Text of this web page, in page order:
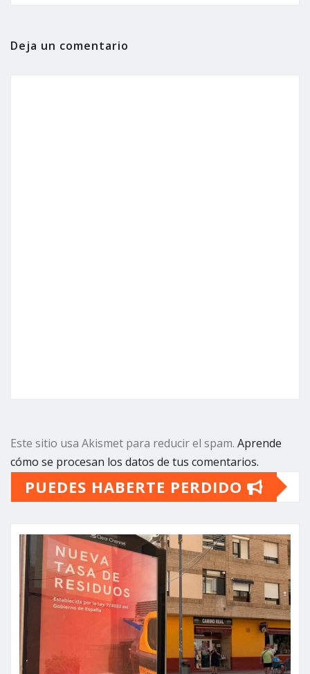
Deja un comentario
Este sitio usa Akismet para reducir el spam. Aprende
cómo se procesan los datos de tus comentarios.
PUEDES HABERTE PERDIDO